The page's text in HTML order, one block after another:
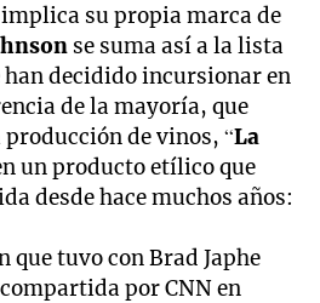
implica su propia marca de
se suma así a la lista
han decidido incursionar en
de la mayoría, que
de vinos, “La
un producto etílico que
desde hace muchos años:
que tuvo con Brad Japhe
por CNN en